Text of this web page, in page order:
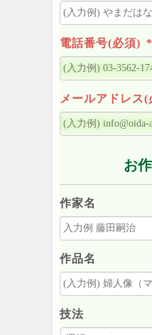
電話番号(必須) *
メールアドレス(
お
作家名
作品名
技法